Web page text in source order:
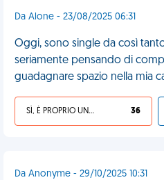
Da Alone - 23/08/2025 06:31
Oggi, sono single da così
seriamente pensando di
guadagnare spazio nella mia
SÌ, È PROPRIO UNA VDM! 36
Da Anonyme - 29/10/2025 10:31